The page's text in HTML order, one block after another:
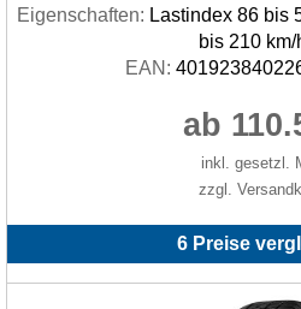
Eigenschaften: Lastindex 86 bis
bis 210 km/
EAN:
ab
inkl. gesetzl.
zzgl.
6 Preise